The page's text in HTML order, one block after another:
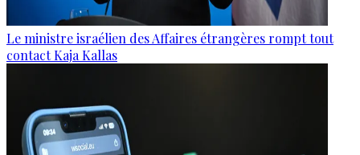
Le ministre israélien des Affaires étrangères rompt tout
contact Kaja Kallas